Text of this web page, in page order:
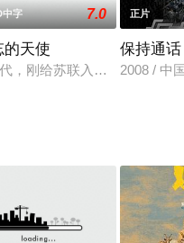
吃喝玩乐，敷衍学业，肆
中字 7.0
的天使
，刚给苏联入侵的匈牙利。
正片
保持通
2008 / 中